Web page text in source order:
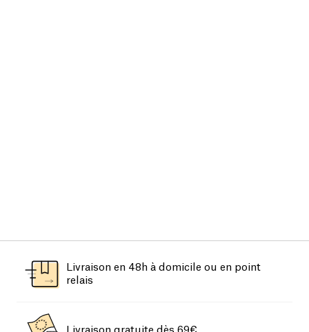
Livraison en 48h à domicile ou en point
relais